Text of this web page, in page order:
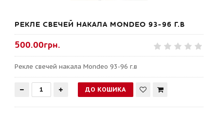
РЕКЛЕ СВЕЧЕЙ НАКАЛА MONDEO 93-96 Г.В
500.00грн.
Рекле свечей накала Mondeo 93-96 г.в